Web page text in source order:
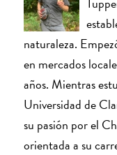
naturaleza.
en mercados
años. Mientras
Universidad de
su pasión por el
orientada a su